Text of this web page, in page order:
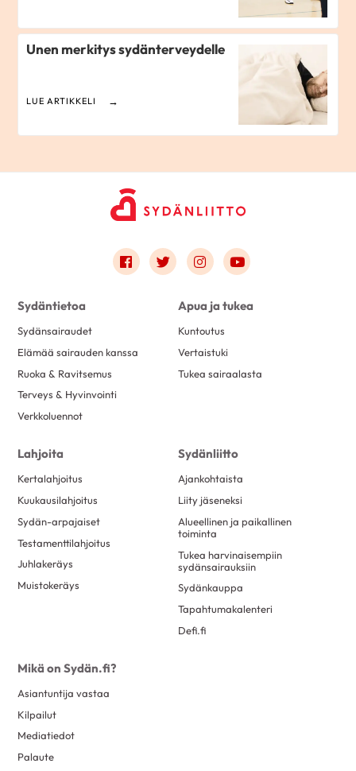
Unen merkitys sydänterveydelle
LUE ARTIKKELI
Link to facebook
Link to twitter
Link to instagram
Link to youtube
Sydäntietoa
Sydänsairaudet
Elämää sairauden kanssa
Ruoka & Ravitsemus
Terveys & Hyvinvointi
Verkkoluennot
Apua ja tukea
Kuntoutus
Vertaistuki
Tukea sairaalasta
Lahjoita
Kertalahjoitus
Kuukausilahjoitus
Sydän-arpajaiset
Testamenttilahjoitus
Juhlakeräys
Muistokeräys
Sydänliitto
Ajankohtaista
Liity jäseneksi
Alueellinen ja paikallinen
toiminta
Tukea harvinaisempiin
sydänsairauksiin
Sydänkauppa
Tapahtumakalenteri
Defi.fi
Mikä on Sydän.fi?
Asiantuntija vastaa
Kilpailut
Mediatiedot
Palaute